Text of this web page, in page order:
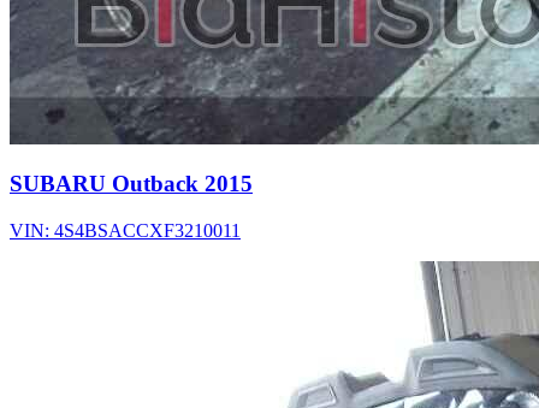
SUBARU Outback 2015
VIN: 4S4BSACCXF3210011